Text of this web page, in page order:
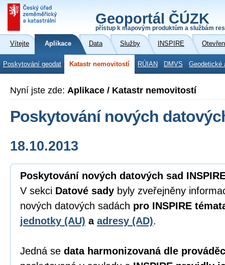
Geoportál ČÚZK
přístup k mapovým produktům a službám
Vítejte Aplikace Data Služby INSPIRE
Poskytování geodat Katastr nemovitostí RÚIAN DMVS Geodetické
Nyní jste zde: Aplikace / Katastr nemovitostí
Poskytování nových
18.10.2013
Poskytování nových datových sad
V sekci Datové sady byly zveřejněny
nových datových sadách pro INSPIRE
jednotky (AU) a adresy (AD).
Jedná se data harmonizovaná dle